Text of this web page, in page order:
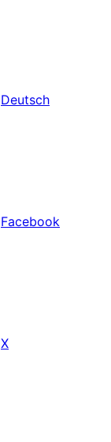
Deutsch
Facebook
X